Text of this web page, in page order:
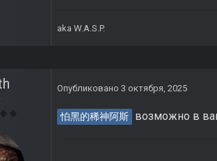
aka W.A.S.P.
Опубликовано 3 октября, 2025
怕黑的稀神阿斯 возможно в